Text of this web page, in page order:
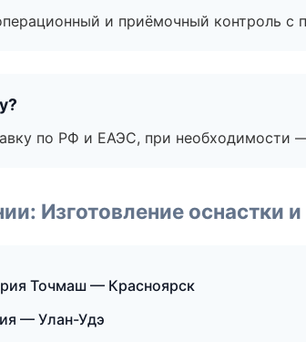
и приёмочный контроль с
по РФ и ЕАЭС, при необходимости
Изготовление оснастки
Точмаш — Красноярск
— Улан-Удэ